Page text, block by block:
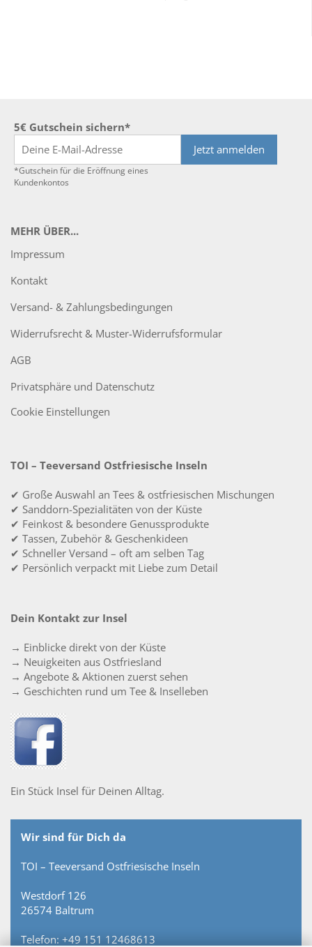
5€ Gutschein sichern*
Jetzt anmelden
*Gutschein für die Eröffnung eines
Kundenkontos
MEHR ÜBER...
Impressum
Kontakt
Versand- & Zahlungsbedingungen
Widerrufsrecht & Muster-Widerrufsformular
AGB
Privatsphäre und Datenschutz
Cookie Einstellungen
TOI – Teeversand Ostfriesische Inseln
✔ Große Auswahl an Tees & ostfriesischen Mischungen
✔ Sanddorn-Spezialitäten von der Küste
✔ Feinkost & besondere Genussprodukte
✔ Tassen, Zubehör & Geschenkideen
✔ Schneller Versand – oft am selben Tag
✔ Persönlich verpackt mit Liebe zum Detail
Dein Kontakt zur Insel
→ Einblicke direkt von der Küste
→ Neuigkeiten aus Ostfriesland
→ Angebote & Aktionen zuerst sehen
→ Geschichten rund um Tee & Inselleben
Ein Stück Insel für Deinen Alltag.
Wir sind für Dich da
TOI – Teeversand Ostfriesische Inseln
Westdorf 126
26574 Baltrum
Telefon: +49 151 12468613